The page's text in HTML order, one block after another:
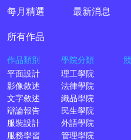
每月精選
所有作品
作品類別
平面設計
影像敘述
文字敘述
辯論報告
服裝設計
服務學習
學院分類
理工學院
法律學院
織品學院
民生學院
外語學院
管理學院
最新消息